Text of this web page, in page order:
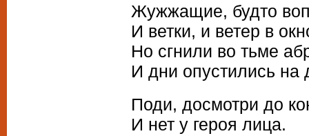
Жужжащие, будто
И ветки, и ветер в
Но сгнили во тьме
И дни опустились на
Поди, досмотри до
И нет у героя лица.